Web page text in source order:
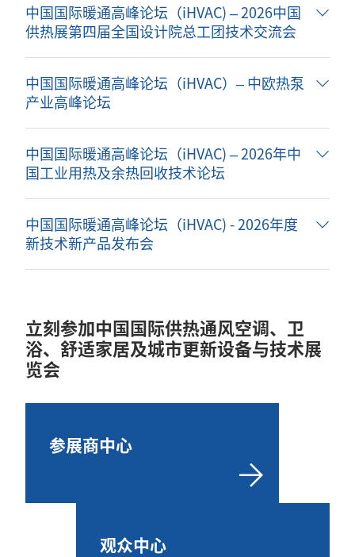
中国国际暖通高峰论坛（iHVAC) – 2026中国
供热展第四届全国设计院总工团技术交流会
中国国际暖通高峰论坛（iHVAC）– 中欧热泵
产业高峰论坛
中国国际暖通高峰论坛（iHVAC) – 2026年中
国工业用热及余热回收技术论坛
中国国际暖通高峰论坛（iHVAC) - 2026年度
新技术新产品发布会
立刻参加中国国际供热通风空调、卫
浴、舒适家居及城市更新设备与技术展
览会
参展商中心
观众中心